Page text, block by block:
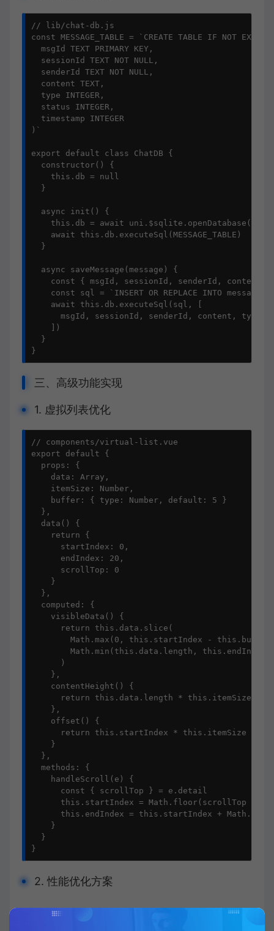
// lib/chat-db.js
const MESSAGE_TABLE = `CREATE TABLE IF NOT
  msgId TEXT PRIMARY KEY,
  sessionId TEXT NOT NULL,
  senderId TEXT NOT NULL,
  content TEXT,
  type INTEGER,
  status INTEGER,
  timestamp INTEGER
)`
export default class ChatDB {
  constructor() {
    this.db = null
  }
  async init() {
this.db = await
    await this.db.executeSql(MESSAGE_TABLE)
  }
  async saveMessage(message) {
const { msgId, sessionId, senderId, content,
const sql = `INSERT OR REPLACE INTO messages
    await this.db.executeSql(sql, [
msgId, sessionId, senderId, content, type,
    ])
  }
}
三、高级功能实现
1. 虚拟列表优化
// components/virtual-list.vue
export default {
  props: {
    data: Array,
    itemSize: Number,
    buffer: { type: Number, default: 5 }
  },
  data() {
    return {
      startIndex: 0,
      endIndex: 20,
      scrollTop: 0
    }
  },
  computed: {
    visibleData() {
      return this.data.slice(
Math.max(0, this.startIndex -
Math.min(this.data.length, this.endIndex
      )
    },
    contentHeight() {
      return this.data.length * this.itemSize
    },
    offset() {
      return this.startIndex * this.itemSize
    }
  },
  methods: {
    handleScroll(e) {
      const { scrollTop } = e.detail
this.startIndex = Math.floor(scrollTop /
this.endIndex = this.startIndex +
    }
  }
}
2. 性能优化方案
消息分页 ：懒加载历史消息